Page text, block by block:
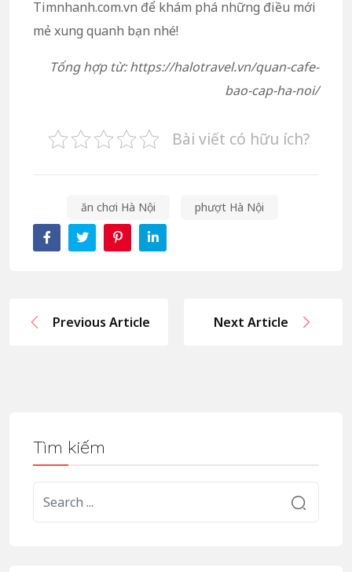
Timnhanh.com.vn để khám phá những điều mới
mẻ xung quanh bạn nhé!
Tổng hợp từ: https://halotravel.vn/quan-cafe-
bao-cap-ha-noi/
Bài viết có hữu ích?
ăn chơi Hà Nội phượt Hà Nội
Previous Article Next Article
Tìm kiếm